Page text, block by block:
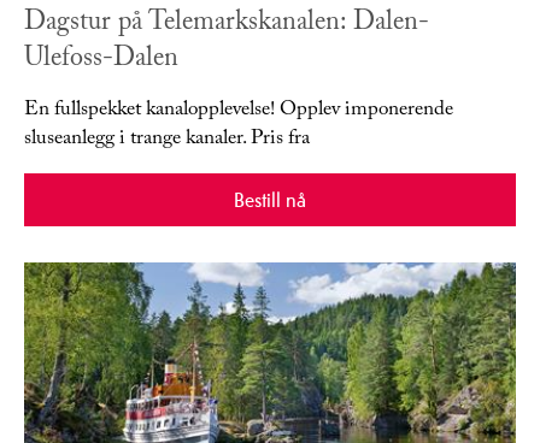
Dagstur på Telemarkskanalen: Dalen-
Ulefoss-Dalen
En fullspekket kanalopplevelse! Opplev imponerende
sluseanlegg i trange kanaler. Pris fra
Bestill nå